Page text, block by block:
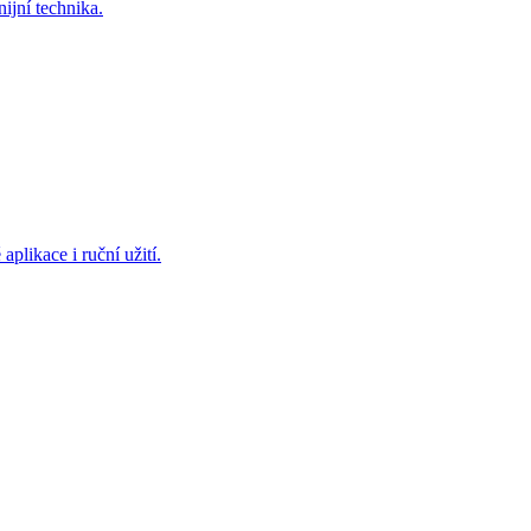
technika.
aplikace i ruční užití.